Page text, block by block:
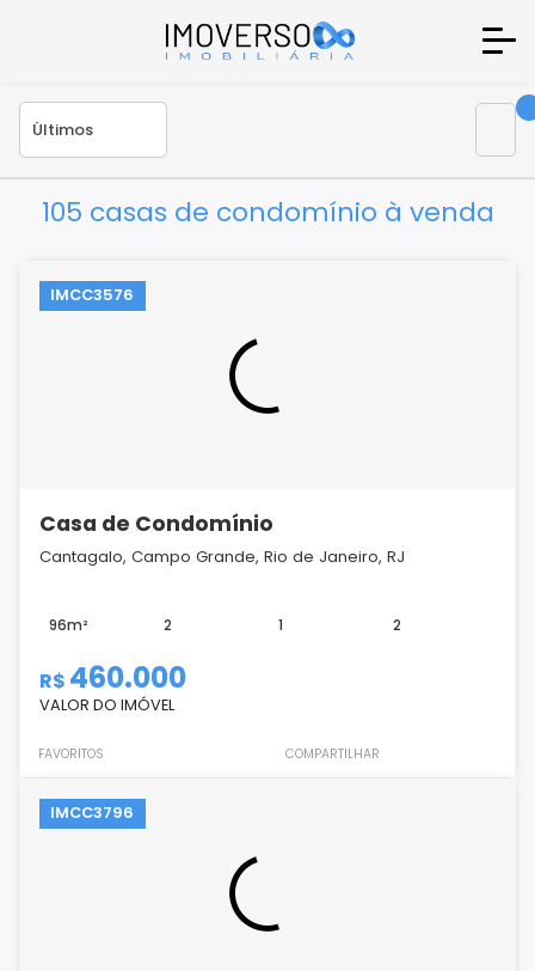
105 casas de condomínio à venda
IMCC3576
Casa de Condomínio
Cantagalo, Campo Grande, Rio de Janeiro, RJ
96m² 2 1 2
R$ 460.000
VALOR DO IMÓVEL
FAVORITOS COMPARTILHAR
IMCC3796